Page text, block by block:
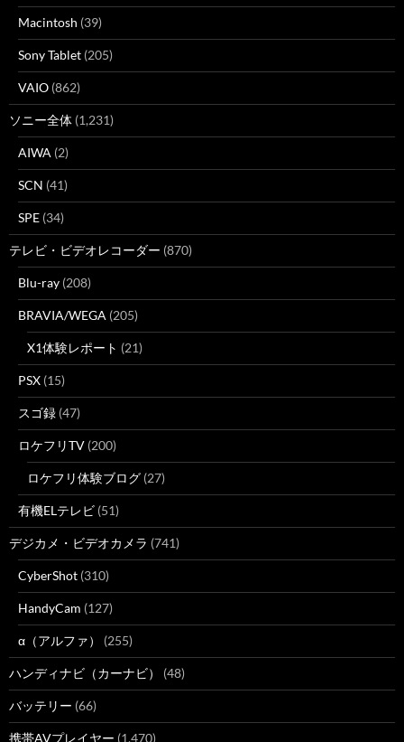
Macintosh (39)
Sony Tablet (205)
VAIO (862)
ソニー全体 (1,231)
AIWA (2)
SCN (41)
SPE (34)
テレビ・ビデオレコーダー (870)
Blu-ray (208)
BRAVIA/WEGA (205)
X1体験レポート (21)
PSX (15)
スゴ録 (47)
ロケフリTV (200)
ロケフリ体験ブログ (27)
有機ELテレビ (51)
デジカメ・ビデオカメラ (741)
CyberShot (310)
HandyCam (127)
α（アルファ） (255)
ハンディナビ（カーナビ） (48)
バッテリー (66)
携帯AVプレイヤー (1,470)